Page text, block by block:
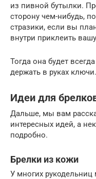
из пивной бутылки.
сторону чем-нибудь,
стразики, если вы
внутри приклеить
Тогда она будет
держать в руках ключи.
Идеи для
Дальше, мы вам
интересных идей, а
подробно.
Брелки из кожи
У многих